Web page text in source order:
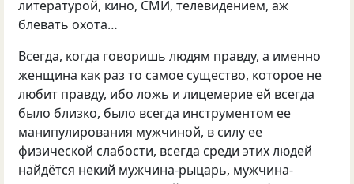
литературой, кино, СМИ, телевидением, аж
блевать охота…
Всегда, когда говоришь людям правду, а именно
женщина как раз то самое существо, которое не
любит правду, ибо ложь и лицемерие ей всегда
было близко, было всегда инструментом ее
манипулирования мужчиной, в силу ее
физической слабости, всегда среди этих людей
найдётся некий мужчина-рыцарь, мужчина-